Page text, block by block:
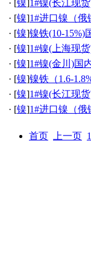
· [镍]1#镍(长江现
· [镍]1#进口镍（俄
· [镍]镍铁(10-15%)
· [镍]1#镍(上海现
· [镍]1#镍(金川)国
· [镍]镍铁（1.6-
· [镍]1#镍(长江现
· [镍]1#进口镍（俄
首页 上一页 1